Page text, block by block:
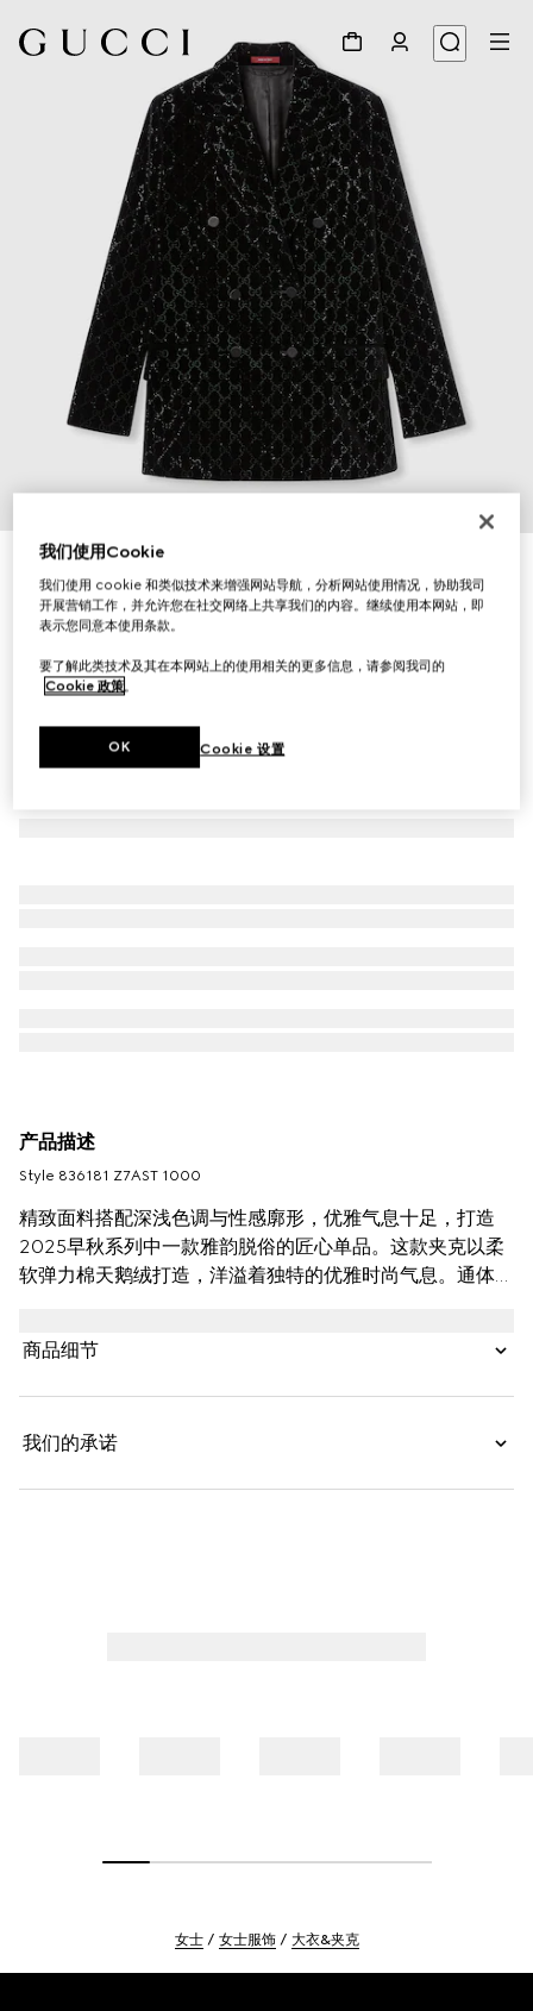
饰刺绣棉质天鹅绒夹克
€ 4.060
产品描述
Style ‎836181 Z7AST 1000
精致面料搭配深浅色调与性感廓形，优雅气息十足，打造
2025早秋系列中一款雅韵脱俗的匠心单品。这款夹克以柔
软弹力棉天鹅绒打造，洋溢着独特的优雅时尚气息。通体
商品细节
我们的承诺
女士 女士服饰 大衣&夹克
我们使用Cookie
我们使用 cookie 和类似技术来增强网站导航，分析网站使用情况，协助我司
开展营销工作，并允许您在社交网络上共享我们的内容。继续使用本网站，即
表示您同意本使用条款。
要了解此类技术及其在本网站上的使用相关的更多信息，请参阅我司的
Cookie 政策。
Cookie 设置
OK